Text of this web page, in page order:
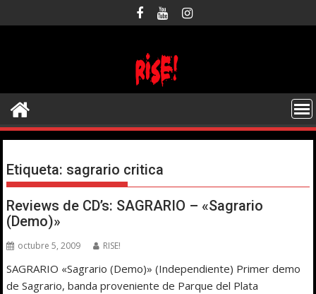
al
Etiqueta: sagrario critica
Reviews de CD’s: SAGRARIO – «Sagrario
(Demo)»
octubre 5, 2009 RISE!
SAGRARIO «Sagrario (Demo)» (Independiente) Primer demo
de Sagrario, banda proveniente de Parque del Plata